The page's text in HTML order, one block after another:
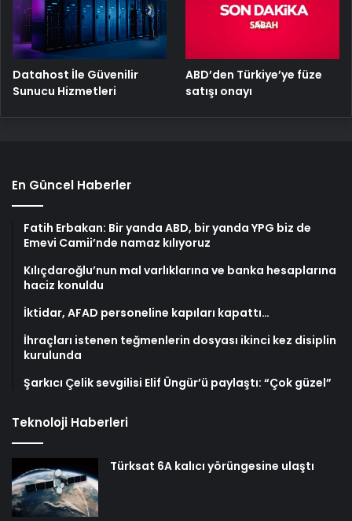
Datahost İle Güvenilir
Sunucu Hizmetleri
ABD’den Türkiye’ye füze
satışı onayı
En Güncel Haberler
Fatih Erbakan: Bir yanda ABD, bir yanda YPG biz de
Emevi Camii’nde namaz kılıyoruz
Kılıçdaroğlu’nun mal varlıklarına ve banka hesaplarına
haciz konuldu
İktidar, AFAD personeline kapıları kapattı…
İhraçları istenen teğmenlerin dosyası ikinci kez disiplin
kurulunda
Şarkıcı Çelik sevgilisi Elif Üngür’ü paylaştı: “Çok güzel”
Teknoloji Haberleri
Türksat 6A kalıcı yörüngesine ulaştı